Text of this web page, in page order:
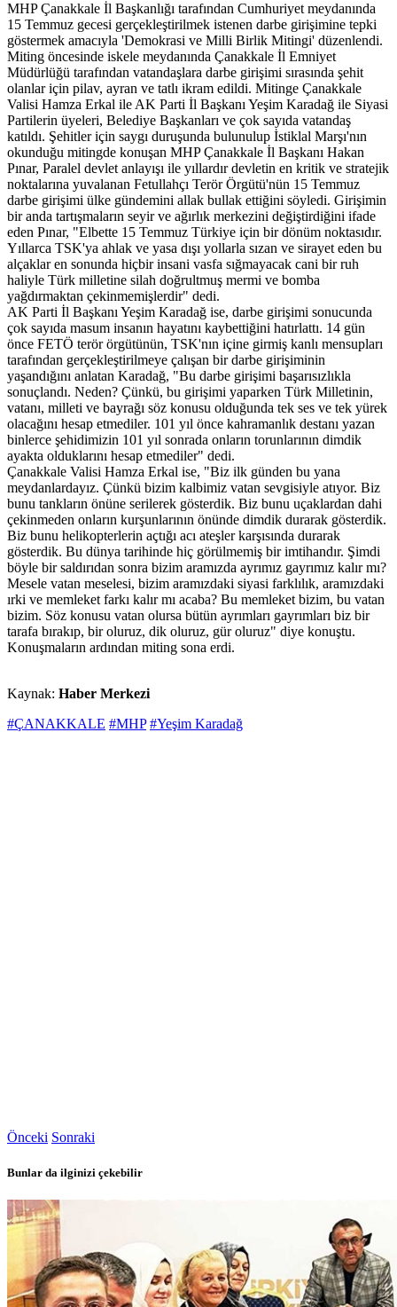
MHP Çanakkale İl Başkanlığı tarafından Cumhuriyet meydanında
15 Temmuz gecesi gerçekleştirilmek istenen darbe girişimine tepki
göstermek amacıyla 'Demokrasi ve Milli Birlik Mitingi' düzenlendi.
Miting öncesinde iskele meydanında Çanakkale İl Emniyet
Müdürlüğü tarafından vatandaşlara darbe girişimi sırasında şehit
olanlar için pilav, ayran ve tatlı ikram edildi. Mitinge Çanakkale
Valisi Hamza Erkal ile AK Parti İl Başkanı Yeşim Karadağ ile Siyasi
Partilerin üyeleri, Belediye Başkanları ve çok sayıda vatandaş
katıldı. Şehitler için saygı duruşunda bulunulup İstiklal Marşı'nın
okunduğu mitingde konuşan MHP Çanakkale İl Başkanı Hakan
Pınar, Paralel devlet anlayışı ile yıllardır devletin en kritik ve stratejik
noktalarına yuvalanan Fetullahçı Terör Örgütü'nün 15 Temmuz
darbe girişimi ülke gündemini allak bullak ettiğini söyledi. Girişimin
bir anda tartışmaların seyir ve ağırlık merkezini değiştirdiğini ifade
eden Pınar, "Elbette 15 Temmuz Türkiye için bir dönüm noktasıdır.
Yıllarca TSK'ya ahlak ve yasa dışı yollarla sızan ve sirayet eden bu
alçaklar en sonunda hiçbir insani vasfa sığmayacak cani bir ruh
haliyle Türk milletine silah doğrultmuş mermi ve bomba
yağdırmaktan çekinmemişlerdir" dedi.
AK Parti İl Başkanı Yeşim Karadağ ise, darbe girişimi sonucunda
çok sayıda masum insanın hayatını kaybettiğini hatırlattı. 14 gün
önce FETÖ terör örgütünün, TSK'nın içine girmiş kanlı mensupları
tarafından gerçekleştirilmeye çalışan bir darbe girişiminin
yaşandığını anlatan Karadağ, "Bu darbe girişimi başarısızlıkla
sonuçlandı. Neden? Çünkü, bu girişimi yaparken Türk Milletinin,
vatanı, milleti ve bayrağı söz konusu olduğunda tek ses ve tek yürek
olacağını hesap etmediler. 101 yıl önce kahramanlık destanı yazan
binlerce şehidimizin 101 yıl sonrada onların torunlarının dimdik
ayakta olduklarını hesap etmediler" dedi.
Çanakkale Valisi Hamza Erkal ise, "Biz ilk günden bu yana
meydanlardayız. Çünkü bizim kalbimiz vatan sevgisiyle atıyor. Biz
bunu tankların önüne serilerek gösterdik. Biz bunu uçaklardan dahi
çekinmeden onların kurşunlarının önünde dimdik durarak gösterdik.
Biz bunu helikopterlerin açtığı acı ateşler karşısında durarak
gösterdik. Bu dünya tarihinde hiç görülmemiş bir imtihandır. Şimdi
böyle bir saldırıdan sonra bizim aramızda ayrımız gayrımız kalır mı?
Mesele vatan meselesi, bizim aramızdaki siyasi farklılık, aramızdaki
ırki ve memleket farkı kalır mı acaba? Bu memleket bizim, bu vatan
bizim. Söz konusu vatan olursa bütün ayrımları gayrımları biz bir
tarafa bırakıp, bir oluruz, dik oluruz, gür oluruz" diye konuştu.
Konuşmaların ardından miting sona erdi.
Kaynak: Haber Merkezi
#ÇANAKKALE #MHP #Yeşim Karadağ
Önceki Sonraki
Bunlar da ilginizi çekebilir